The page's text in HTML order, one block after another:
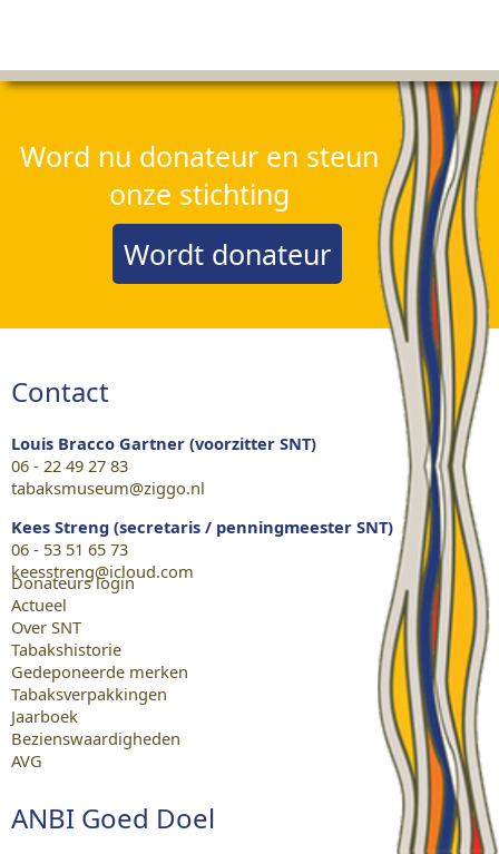
Word nu donateur en steun
onze stichting
Wordt donateur
Contact
Louis Bracco Gartner (voorzitter SNT)
06 - 22 49 27 83
tabaksmuseum@ziggo.nl
Kees Streng (secretaris / penningmeester SNT)
06 - 53 51 65 73
keesstreng@icloud.com
Donateurs login
Actueel
Over SNT
Tabakshistorie
Gedeponeerde merken
Tabaksverpakkingen
Jaarboek
Bezienswaardigheden
AVG
ANBI Goed Doel